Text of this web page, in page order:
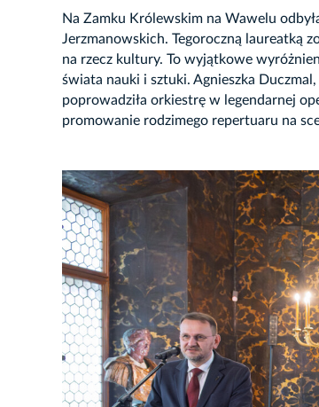
Na Zamku Królewskim na Wawelu
Jerzmanowskich. Tegoroczną laureatką
na rzecz kultury. To wyjątkowe
świata nauki i sztuki. Agnieszka
poprowadziła orkiestrę w legendarnej
promowanie rodzimego repertuaru na